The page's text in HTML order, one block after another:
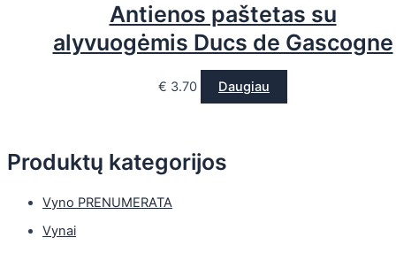
Produktų kategorijos
Vyno PRENUMERATA
Vynai
Antienos paštetas su
alyvuogėmis Ducs de Gascogne
€ 3.70 Daugiau